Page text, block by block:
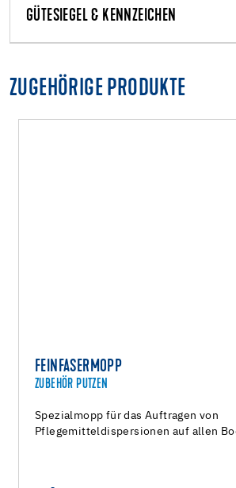
GÜTESIEGEL & KENNZEICHEN
ZUGEHÖRIGE PRODUKTE
FEINFASERMOPP
ZUBEHÖR PUTZEN
Spezialmopp für das Auftragen von
Pflegemitteldispersionen auf allen